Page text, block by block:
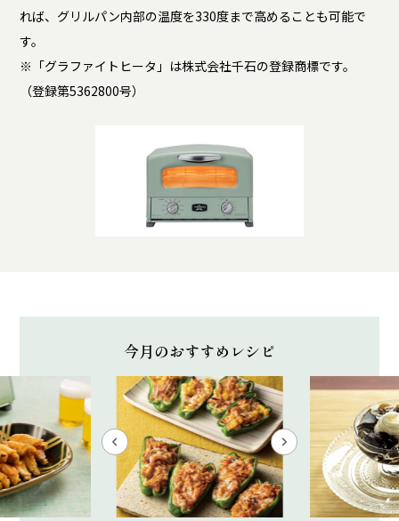
れば、グリルパン内部の温度を330度まで高めることも可能で
す。
※「グラファイトヒータ」は株式会社千石の登録商標です。
（登録第5362800号）
今月のおすすめレシピ